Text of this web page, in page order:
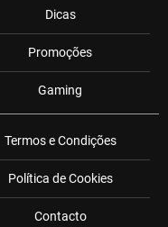
Dicas
Promoções
Gaming
Termos e Condições
Política de Cookies
Contacto